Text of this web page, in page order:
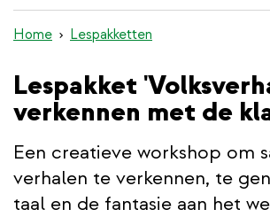
inhoud
gaan
Home Lespakketten
Lespakket
verkennen met de
Een creatieve workshop om
verhalen te verkennen, te
taal en de fantasie aan het